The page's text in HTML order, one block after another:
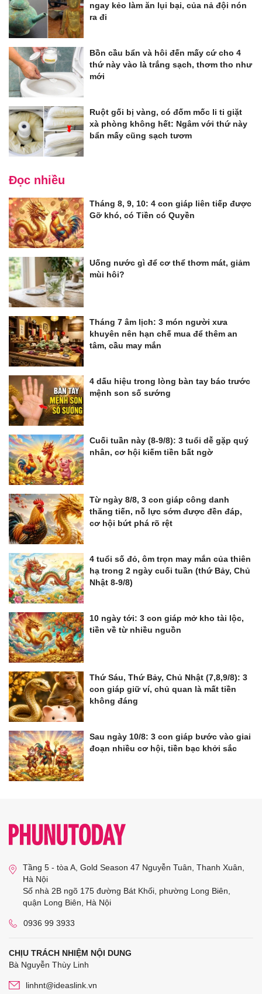
ngay kẻo làm ăn lụi bại, của nả đội nón
ra đi
Bồn cầu bẩn và hôi đến mấy cứ cho 4
thứ này vào là trắng sạch, thơm tho như
mới
Ruột gối bị vàng, có đốm mốc li ti giặt
xà phòng không hết: Ngâm với thứ này
bẩn mấy cũng sạch tươm
Đọc nhiều
Tháng 8, 9, 10: 4 con giáp liên tiếp được
Gỡ khó, có Tiền có Quyền
Uống nước gì để cơ thể thơm mát, giảm
mùi hôi?
Tháng 7 âm lịch: 3 món người xưa
khuyên nên hạn chế mua để thêm an
tâm, cầu may mắn
4 dấu hiệu trong lòng bàn tay báo trước
mệnh son số sướng
Cuối tuần này (8-9/8): 3 tuổi dễ gặp quý
nhân, cơ hội kiếm tiền bất ngờ
Từ ngày 8/8, 3 con giáp công danh
thăng tiến, nỗ lực sớm được đền đáp,
cơ hội bứt phá rõ rệt
4 tuổi số đỏ, ôm trọn may mắn của thiên
hạ trong 2 ngày cuối tuần (thứ Bảy, Chủ
Nhật 8-9/8)
10 ngày tới: 3 con giáp mở kho tài lộc,
tiền về từ nhiều nguồn
Thứ Sáu, Thứ Bảy, Chủ Nhật (7,8,9/8): 3
con giáp giữ ví, chủ quan là mất tiền
không đáng
Sau ngày 10/8: 3 con giáp bước vào giai
đoạn nhiều cơ hội, tiền bạc khởi sắc
Tầng 5 - tòa A, Gold Season 47 Nguyễn Tuân, Thanh Xuân,
Hà Nội
Số nhà 2B ngõ 175 đường Bát Khối, phường Long Biên,
quận Long Biên, Hà Nội
0936 99 3933
CHỊU TRÁCH NHIỆM NỘI DUNG
Bà Nguyễn Thùy Linh
linhnt@ideaslink.vn